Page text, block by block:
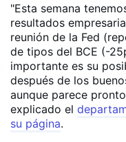
"Esta semana
resultados
reunión de la Fed
de tipos del BCE (-
importante es su
después de los
aunque parece
explicado el
su página.